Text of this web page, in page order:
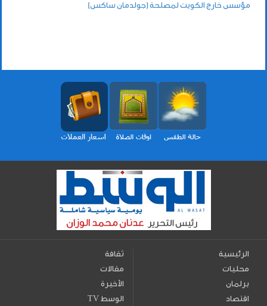
مؤسس خارج الكويت لمصلحة (جولدمان ساكس)
الرئيسية
محليات
برلمان
اقتصاد
ثقافة
مقالات
الأخيرة
TV الوسط